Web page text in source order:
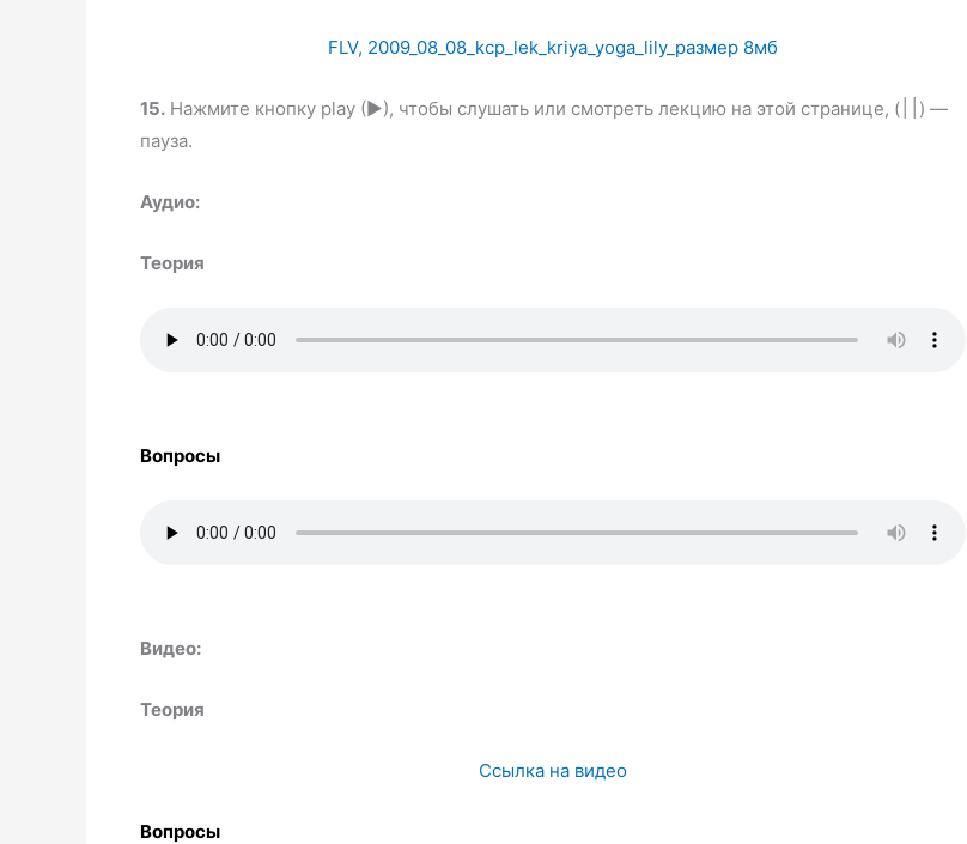
FLV, 2009_08_08_kcp_lek_kriya_yoga_lily_ размер 8мб
15. Нажмите кнопку play (►), чтобы слушать или смотреть лекцию на этой странице, (
) —
пауза.
Аудио:
Теория
Вопросы
Видео:
Теория
Ссылка на видео
Вопросы